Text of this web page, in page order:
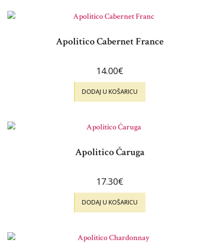
Apolitico Cabernet France
14.00€
DODAJ U KOŠARICU
Apolitico Čaruga
17.30€
DODAJ U KOŠARICU